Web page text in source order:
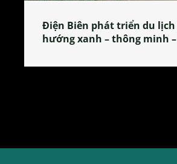
Làng làm bánh tẻ Phú Nhi –
tỏa đặc sản xứ Đoài